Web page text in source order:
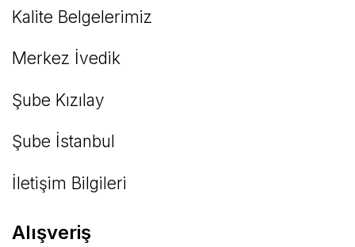
Kalite Belgelerimiz
Merkez İvedik
Şube Kızılay
Şube İstanbul
İletişim Bilgileri
Alışveriş